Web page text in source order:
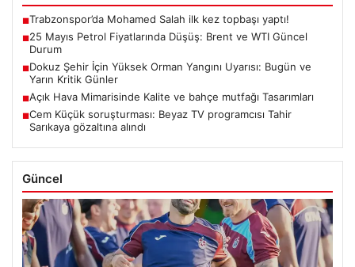
■Trabzonspor’da Mohamed Salah ilk kez topbaşı yaptı!
■25 Mayıs Petrol Fiyatlarında Düşüş: Brent ve WTI Güncel
Durum
■Dokuz Şehir İçin Yüksek Orman Yangını Uyarısı: Bugün ve
Yarın Kritik Günler
■Açık Hava Mimarisinde Kalite ve bahçe mutfağı Tasarımları
■Cem Küçük soruşturması: Beyaz TV programcısı Tahir
Sarıkaya gözaltına alındı
Güncel